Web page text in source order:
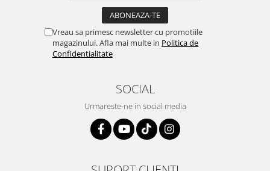
Vreau sa primesc newsletter cu promotiile
magazinului. Afla mai multe in Politica de
Confidentialitate
SOCIAL
Urmareste-ne in social media